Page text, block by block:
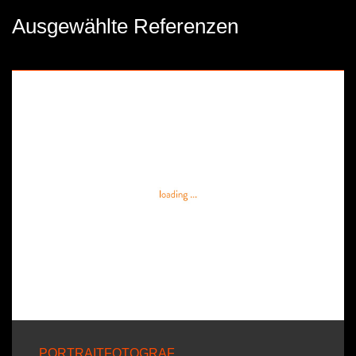
Ausgewählte Referenzen
PORTRAITFOTOGRAF